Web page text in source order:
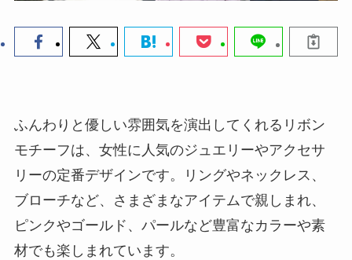
ふんわりと優しい雰囲気を演出してくれるリボン
モチーフは、女性に人気のジュエリーやアクセサ
リーの定番デザインです。リングやネックレス、
ブローチなど、さまざまなアイテムで親しまれ、
ピンクやゴールド、パールなど豊富なカラーや素
材でも楽しまれています。